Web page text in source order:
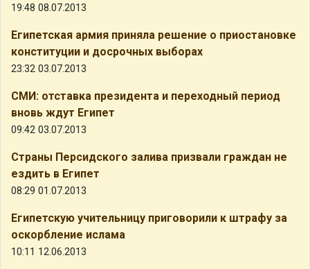
19:48 08.07.2013
Египетская армия приняла решение о приостановке
конституции и досрочных выборах
23:32 03.07.2013
СМИ: отставка президента и переходный период
вновь ждут Египет
09:42 03.07.2013
Страны Персидского залива призвали граждан не
ездить в Египет
08:29 01.07.2013
Египетскую учительницу приговорили к штрафу за
оскорбление ислама
10:11 12.06.2013